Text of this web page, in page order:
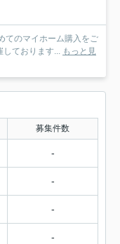
のマイホーム購入をご
しております... もっと見
募集件数
-
-
-
-